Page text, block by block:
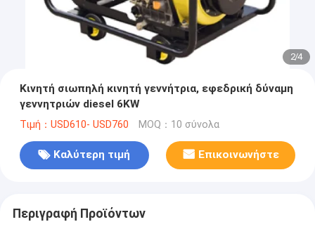
2/4
Κινητή σιωπηλή κινητή γεννήτρια, εφεδρική δύναμη
γεννητριών diesel 6KW
Τιμή：USD610- USD760 MOQ：10 σύνολα
Καλύτερη τιμή Επικοινωνήστε
Περιγραφή Προϊόντων